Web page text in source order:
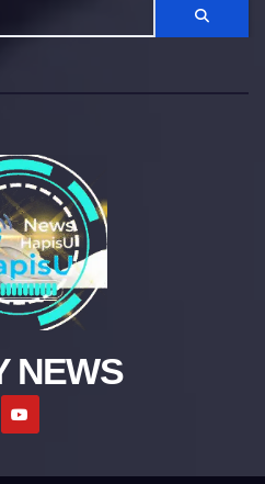
NEWS